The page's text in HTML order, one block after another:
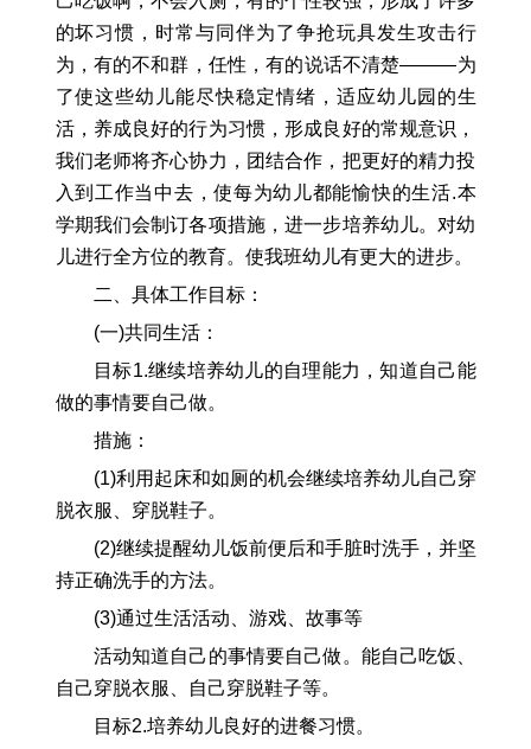
的坏习惯，时常与同伴为了争抢玩具发生攻击行
为，有的不和群，任性，有的说话不清楚———为
了使这些幼儿能尽快稳定情绪，适应幼儿园的生
活，养成良好的行为习惯，形成良好的常规意识，
我们老师将齐心协力，团结合作，把更好的精力投
入到工作当中去，使每为幼儿都能愉快的生活.本
学期我们会制订各项措施，进一步培养幼儿。对幼
儿进行全方位的教育。使我班幼儿有更大的进步。
二、具体工作目标：
(一)共同生活：
目标1.继续培养幼儿的自理能力，知道自己能
做的事情要自己做。
措施：
(1)利用起床和如厕的机会继续培养幼儿自己穿
脱衣服、穿脱鞋子。
(2)继续提醒幼儿饭前便后和手脏时洗手，并坚
持正确洗手的方法。
(3)通过生活活动、游戏、故事等
活动知道自己的事情要自己做。能自己吃饭、
自己穿脱衣服、自己穿脱鞋子等。
目标2.培养幼儿良好的进餐习惯。